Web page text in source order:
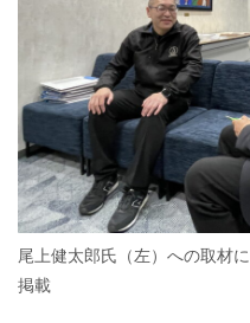
尾上健太郎氏（左）への取材
掲載